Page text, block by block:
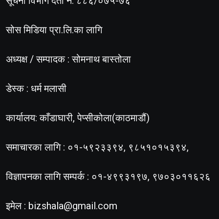
सोस मिडिया प्रा.लि.का लागि
अध्यक्ष / सम्पादक : सोमनाथ बास्तोला
डेस्क : धर्म मलासी
कार्यालय: काँडाघारी, पेप्सीकोला(काठमाडौं)
समाचारका लागि : ०१-५९२३३९४, ९८५१०१५३९४,
विज्ञापनका लागि सम्पर्क : ०१-४९९३१९७, ९७०३०११६२६
इमेल : bizshala@gmail.com